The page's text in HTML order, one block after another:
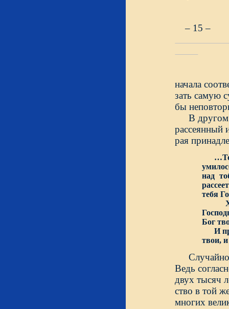
– 15 –
начала
зать самую
бы
В другом
рассеянный
рая
над
рассеет
тебя
Хотя
Бог
И
твои,
Ведь
двух тысяч
ство в той
многих